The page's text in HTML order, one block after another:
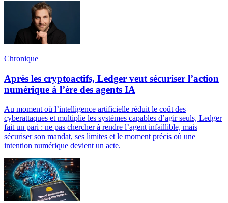
Chronique
Après les cryptoactifs, Ledger veut sécuriser l’action
numérique à l’ère des agents IA
Au moment où l’intelligence artificielle réduit le coût des
cyberattaques et multiplie les systèmes capables d’agir seuls, Ledger
fait un pari : ne pas chercher à rendre l’agent infaillible, mais
sécuriser son mandat, ses limites et le moment précis où une
intention numérique devient un acte.